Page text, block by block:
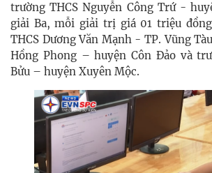
trường THCS Nguyễn Công Trứ -
giải Ba, mỗi giải trị giá 01 triệu
THCS Dương Văn Mạnh - TP. Vũng
Hồng Phong – huyện Côn Đảo và
Bửu – huyện Xuyên Mộc.